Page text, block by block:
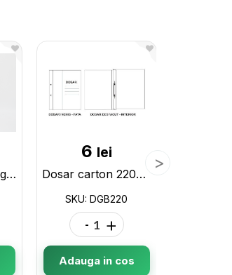
Dosar carton 215gr, fara sina metalica BVDF215
6 lei
Dosar carton 220gr, cu sina metalica DGB220
SKU: DGB220
- +
Adauga in cos